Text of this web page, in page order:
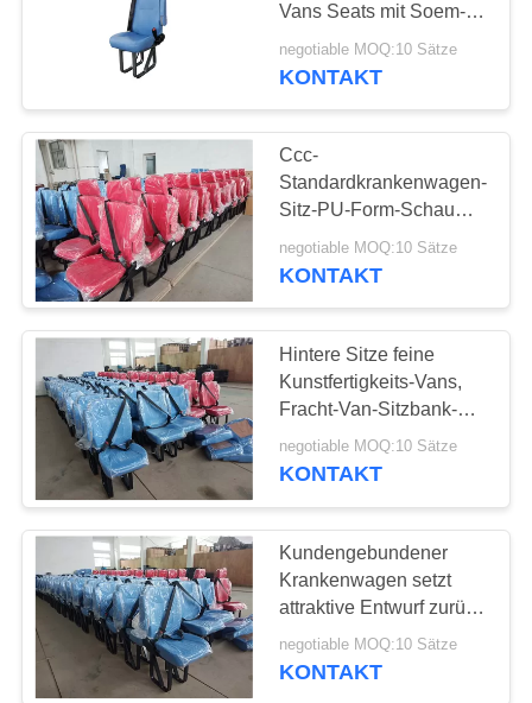
SITEMAP
PRIVACY
POLICY
Bustreiber Seat
24
Hiace-Bus-Sitze
12
Vans Seats mit Soem-
ODM-Service
zusammenfaltet
negotiable MOQ:10 Sätze
KONTAKT
Ccc-
Standardkrankenwagen-
Sitz-PU-Form-Schaum-
materielle einfache
Installation
negotiable MOQ:10 Sätze
KONTAKT
Hintere Sitze feine
Kunstfertigkeits-Vans,
Fracht-Van-Sitzbank-
glatter Auftritt
negotiable MOQ:10 Sätze
KONTAKT
Kundengebundener
Krankenwagen setzt
attraktive Entwurf zurück
Recliner-Anpassung
negotiable MOQ:10 Sätze
KONTAKT